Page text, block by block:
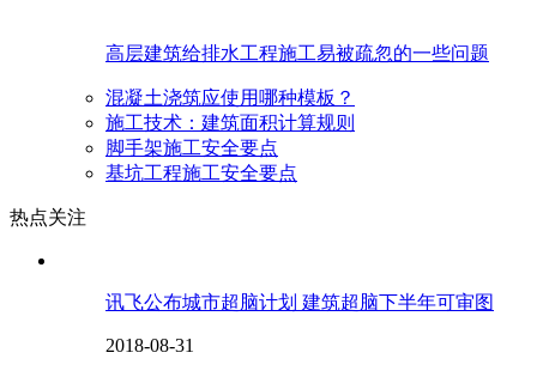
高层建筑给排水工程施工易被疏忽的一些问题
混凝土浇筑应使用哪种模板？
施工技术：建筑面积计算规则
脚手架施工安全要点
基坑工程施工安全要点
热点关注
讯飞公布城市超脑计划 建筑超脑下半年可审图
2018-08-31